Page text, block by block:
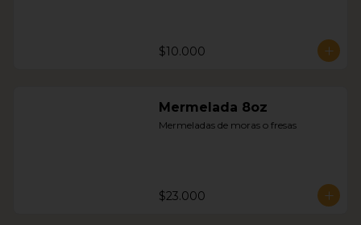
$10.000
Mermelada 8oz
Mermeladas de moras o fresas
$23.000